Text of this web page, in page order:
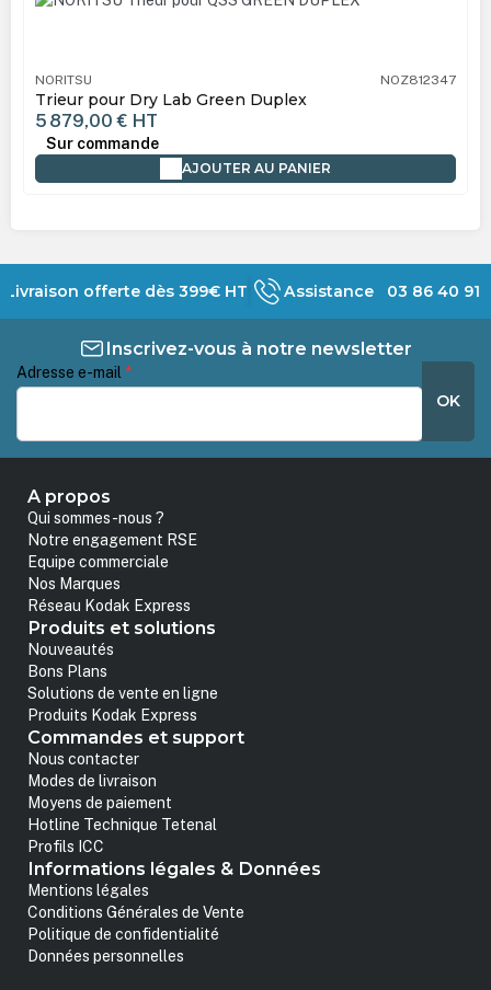
NORITSU NOZ812347
Trieur pour Dry Lab Green Duplex
5 879,00 € HT
Sur commande
AJOUTER AU PANIER
Livraison offerte dès 399€ HT Assistance 03 86 40 91
Inscrivez-vous à notre newsletter
Adresse e-mail *
OK
A propos
Qui sommes-nous ?
Notre engagement RSE
Equipe commerciale
Nos Marques
Réseau Kodak Express
Produits et solutions
Nouveautés
Bons Plans
Solutions de vente en ligne
Produits Kodak Express
Commandes et support
Nous contacter
Modes de livraison
Moyens de paiement
Hotline Technique Tetenal
Profils ICC
Informations légales & Données
Mentions légales
Conditions Générales de Vente
Politique de confidentialité
Données personnelles